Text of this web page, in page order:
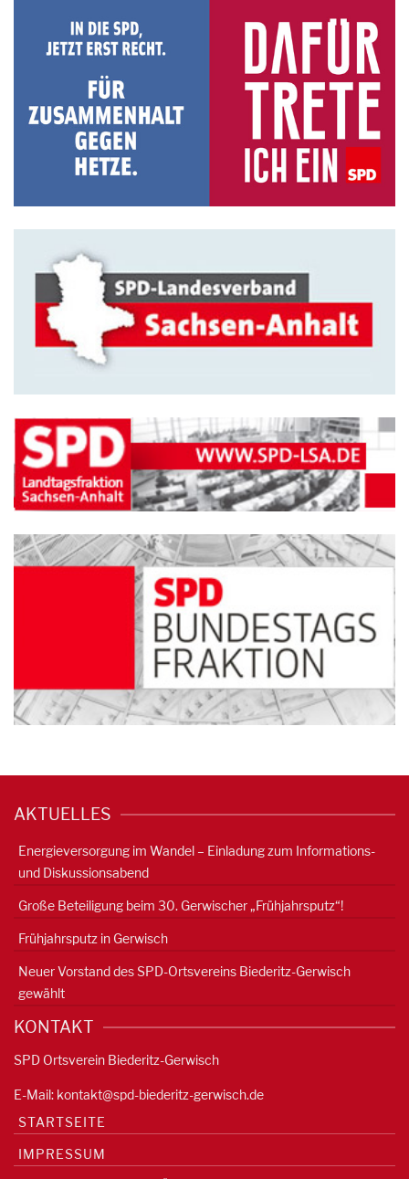
AKTUELLES
Energieversorgung im Wandel – Einladung zum Informations-
und Diskussionsabend
Große Beteiligung beim 30. Gerwischer „Frühjahrsputz“!
Frühjahrsputz in Gerwisch
Neuer Vorstand des SPD-Ortsvereins Biederitz-Gerwisch
gewählt
KONTAKT
SPD Ortsverein Biederitz-Gerwisch
E-Mail: kontakt@spd-biederitz-gerwisch.de
STARTSEITE
IMPRESSUM